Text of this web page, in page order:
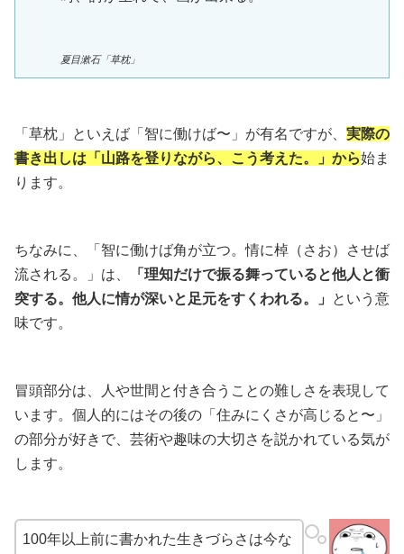
夏目漱石「草枕」
「草枕」といえば「智に働けば〜」が有名ですが、 実際の
書き出しは「山路を登りながら、こう考えた。」から始ま
ります。
ちなみに、「智に働けば角が立つ。情に棹（さお）させば
流される。」は、
「理知だけで振る舞っていると他人と衝
突する。他人に情が深いと足元をすくわれる。」
という意
味です。
冒頭部分は、人や世間と付き合うことの難しさを表現して
います。個人的にはその後の「住みにくさが高じると〜」
の部分が好きで、芸術や趣味の大切さを説かれている気が
します。
100年以上前に書かれた生きづらさは今な